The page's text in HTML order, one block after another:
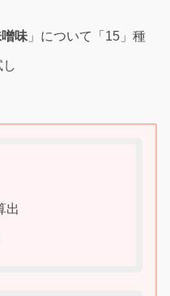
味 」について「15」種
出